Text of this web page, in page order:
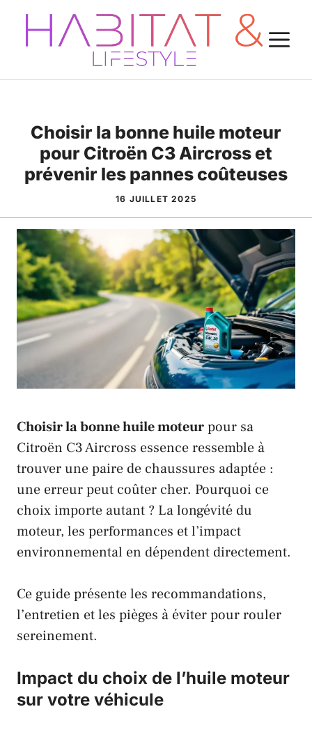
Aller
contenu
Choisir la bonne huile moteur
pour Citroën C3 Aircross et
prévenir les pannes coûteuses
16 JUILLET 2025
Choisir la bonne huile moteurpour sa
Citroën C3 Aircross essence ressemble à
trouver une paire de chaussures adaptée :
une erreur peut coûter cher. Pourquoi ce
choix importe autant ? La longévité du
moteur, les performances et l’impact
environnemental en dépendent directement.
Ce guide présente les recommandations,
l’entretien et les pièges à éviter pour rouler
sereinement.
Impact du choix de l’huile moteur
sur votre véhicule